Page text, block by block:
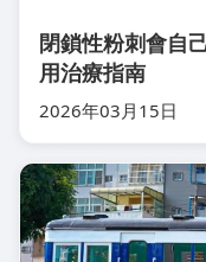
閉鎖性粉刺會自
用治療指南
2026年03月15日